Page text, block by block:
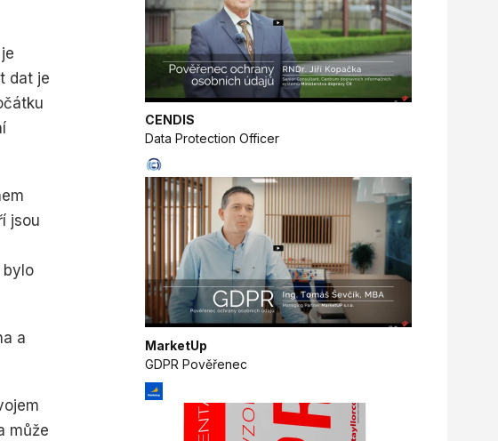
dat je
jsou
bylo
a
může
CENDIS
Data Protection Officer
MarketUp
GDPR Pověřenec